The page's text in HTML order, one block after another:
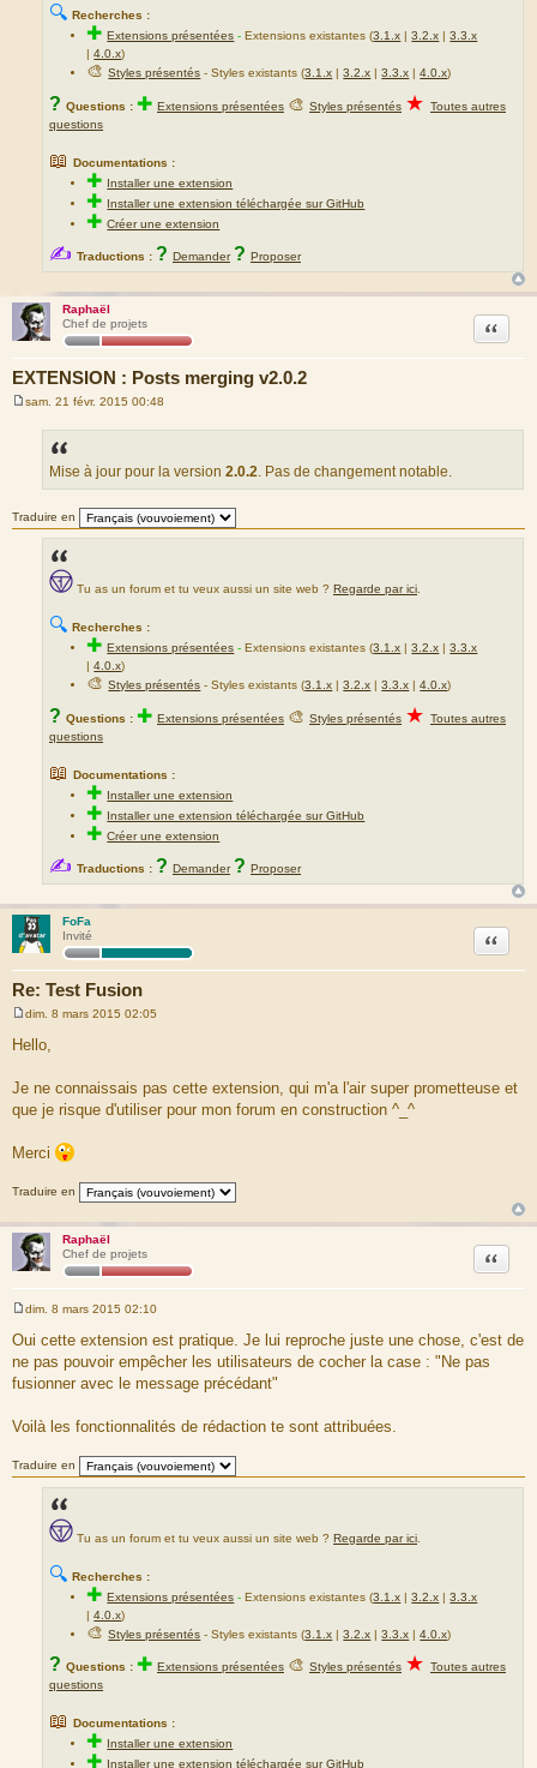
🔍 Recherches :
✚Extensions présentées - Extensions existantes (3.1.x |3.2.x |3.3.x
|4.0.x)
🎨Styles présentés - Styles existants (3.1.x |3.2.x |3.3.x |4.0.x)
? Questions : ✚ Extensions présentées 🎨 Styles présentés ★ Toutes autres
questions
📖 Documentations :
✚ Installer une extension
✚ Installer une extension téléchargée sur GitHub
✚Créer une extension
✍ Traductions : ? Demander ? Proposer
Raphaël
Chef de projets
EXTENSION : Posts merging v2.0.2
Citation
sam. 21 févr. 2015 00:48
Mise à jour pour la version 2.0.2. Pas de changement notable.
Traduire en
Tu as un forum et tu veux aussi un site web ? Regarde par ici.
🔍 Recherches :
✚Extensions présentées -Extensions existantes (3.1.x |3.2.x |3.3.x
|4.0.x)
🎨Styles présentés - Styles existants (3.1.x |3.2.x |3.3.x |4.0.x)
? Questions : ✚ Extensions présentées 🎨 Styles présentés ★ Toutes autres
questions
📖 Documentations :
✚ Installer une extension
✚ Installer une extension téléchargée sur GitHub
✚Créer une extension
✍ Traductions : ? Demander ? Proposer
FoFa
Invité
Re: Test Fusion
Citation
e
s
g
e
dim. 8 mars 2015 02:05
Hello,
Je ne connaissais pas cette extension, qui m'a l'air super prometteuse et
que je risque d'utiliser pour mon forum en construction ^_^
Merci
Traduire en
Raphaël
Chef de projets
Citation
e
s
s
a
g
dim. 8 mars 2015 02:10
Oui cette extension est pratique. Je lui reproche juste une chose, c'est de
ne pas pouvoir empêcher les utilisateurs de cocher la case : "Ne pas
fusionner avec le message précédant"
Voilà les fonctionnalités de rédaction te sont attribuées.
Traduire en
Tu as un forum et tu veux aussi un site web ? Regarde par ici
🔍 Recherches :
✚Extensions présentées -Extensions existantes (3.1.x |3.2.x |3.3.x
|4.0.x)
🎨Styles présentés - Styles existants (3.1.x |3.2.x |3.3.x |4.0.x)
? Questions : ✚ Extensions présentées 🎨 Styles présentés ★ Toutes autres
questions
📖 Documentations :
✚ Installer une extension
✚ Installer une extension téléchargée sur GitHub